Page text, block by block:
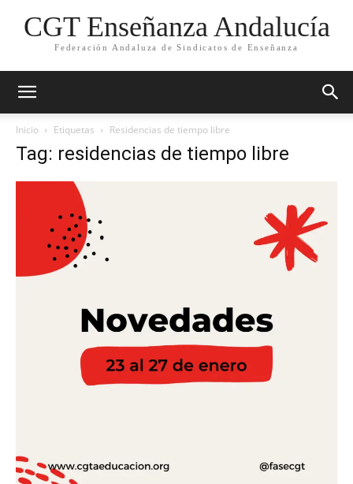
CGT Enseñanza Andalucía
Federación Andaluza de Sindicatos de Enseñanza
Inicio Etiquetas Residencias de tiempo libre
Tag: residencias de tiempo libre